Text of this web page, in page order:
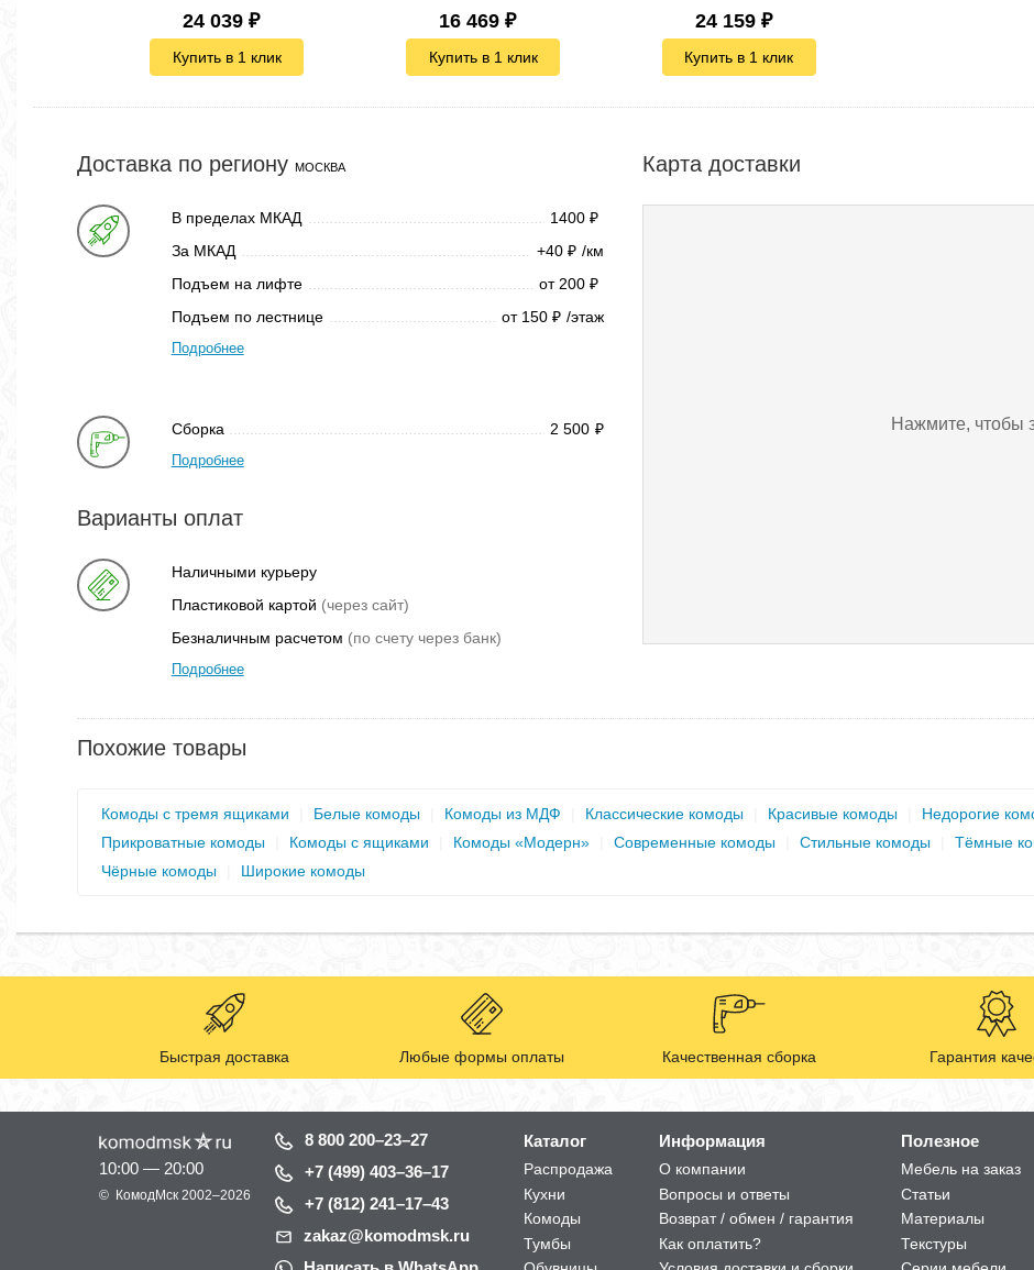
24 039 ₽
Купить в 1 клик
16 469 ₽
Купить в 1 клик
24 159 ₽
Купить в 1 клик
Доставка по региону МОСКВА
В пределах МКАД 1400 ₽
За МКАД +40 ₽ /км
Подъем на лифте
от 200 ₽
Подъем по лестнице от 150 ₽ /этаж
Подробнее
Сборка 2 500 ₽
Подробнее
Варианты оплат
Наличными курьеру
Пластиковой картой (через сайт)
Безналичным расчетом (по счету через банк)
Подробнее
Карта доставки
Нажмите, чтобы
Похожие товары
Комоды с тремя ящиками Белые комоды Комоды из МДФ Классические комоды Красивые комоды Недорогие
Прикроватные комоды
Комоды с ящиками Комоды «Модерн» Современные комоды Стильные комоды Тёмные
Чёрные комоды
Широкие комоды
Быстрая доставка Любые формы оплаты Качественная сборка Гарантия
10:00 — 20:00
© КомодМск 2002–2026
8 800 200–23–27
+7 (499) 403–36–17
+7 (812) 241–17–43
zakaz@komodmsk.ru
Каталог
Распродажа
Кухни
Комоды
Тумбы
Информация
О компании
Вопросы и ответы
Возврат / обмен / гарантия
Как оплатить?
Полезное
Мебель на заказ
Статьи
Материалы
Текстуры